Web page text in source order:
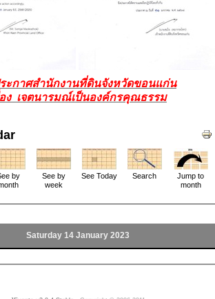
ะกาศสำนักงานที่ดินจังหวัดขอนแก่น
อง เจตนารมณ์เป็นองค์กรคุณธรรม
by
See by
week
See Today Search
Jump to
month
Saturday 14 January 2023